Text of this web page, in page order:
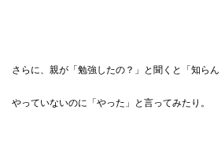
さらに、親が「勉強したの？」と聞くと「知らん
やっていないのに「やった」と言ってみたり。